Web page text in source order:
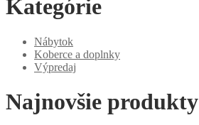
Kategórie
Nábytok
Koberce a doplnky
Výpredaj
Najnovšie produkty